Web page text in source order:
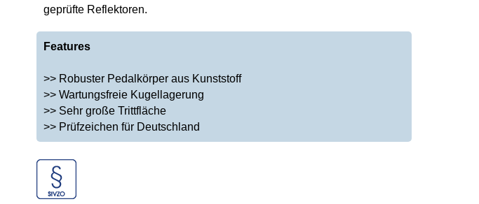
geprüfte Reflektoren.
Features
>> Robuster Pedalkörper aus Kunststoff
>> Wartungsfreie Kugellagerung
>> Sehr große Trittfläche
>> Prüfzeichen für Deutschland